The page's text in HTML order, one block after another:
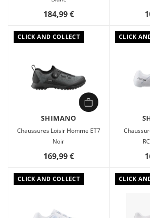
et équilibré du bout du pied au cou-de-
en caoutchouc adhérente offrent des
184,99 €
CLICK AND COLLECT
SHIMANO
Chaussures Loisir Homme ET7
Noir
169,99 €
CLICK
CLICK AND COLLECT CLICK